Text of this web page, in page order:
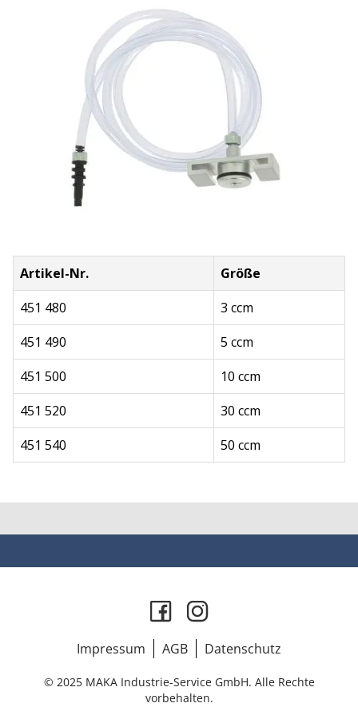
Artikel-Nr.
Größe
451 480
3 ccm
451 490
5 ccm
451 500
10 ccm
451 520
30 ccm
451 540
50 ccm
Impressum AGB Datenschutz
© 2025 MAKA Industrie-Service GmbH. Alle Rechte
vorbehalten.